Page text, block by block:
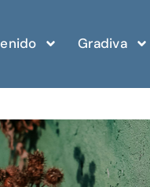
Gradiva